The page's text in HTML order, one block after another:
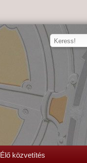
Élő közvetítés